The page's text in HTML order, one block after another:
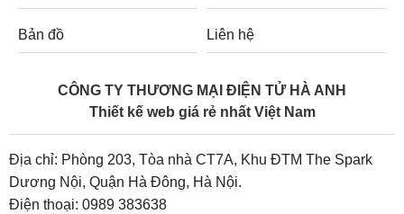
Bản đồ Liên hệ
CÔNG TY THƯƠNG MẠI ĐIỆN TỬ HÀ ANH
Thiết kế web giá rẻ nhất Việt Nam
Địa chỉ: Phòng 203, Tòa nhà CT7A, Khu ĐTM The Spark
Dương Nội, Quận Hà Đông, Hà Nội.
Điện thoại: 0989 383638